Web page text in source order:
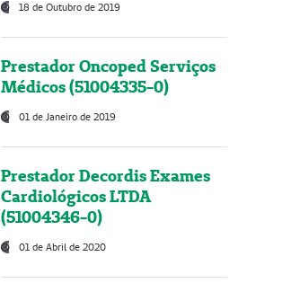
18 de Outubro de 2019
Prestador Oncoped Serviços
Médicos (51004335-0)
01 de Janeiro de 2019
Prestador Decordis Exames
Cardiológicos LTDA
(51004346-0)
01 de Abril de 2020